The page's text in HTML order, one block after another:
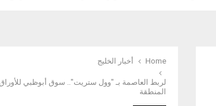
Home أخبار الخليج
المنطقة